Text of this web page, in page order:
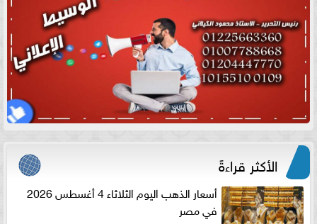
الأكثر قراءةً
أسعار الذهب اليوم الثلاثاء 4 أغسطس 2026
في مصر